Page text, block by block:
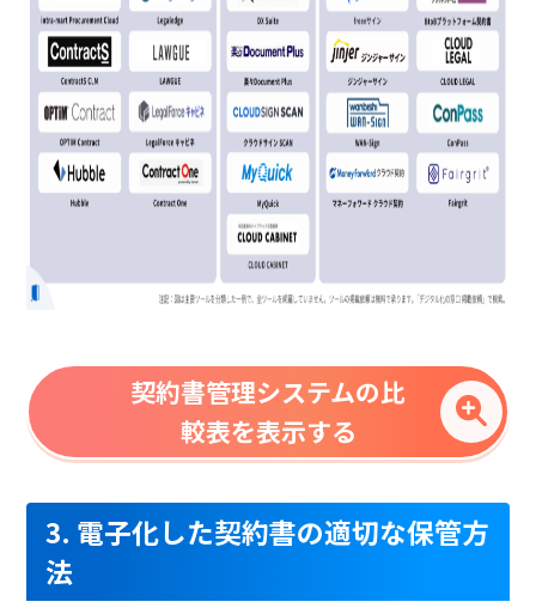
契約書管理システムの比
較表を表示する
3. 電子化した契約書の適切な保管方
法